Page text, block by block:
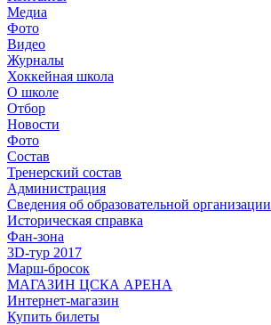
Медиа
Фото
Видео
Журналы
Хоккейная школа
О школе
Отбор
Новости
Фото
Состав
Тренерский состав
Администрация
Сведения об образовательной организации
Историческая справка
Фан-зона
3D-тур 2017
Марш-бросок
МАГАЗИН ЦСКА АРЕНА
Интернет-магазин
Купить билеты